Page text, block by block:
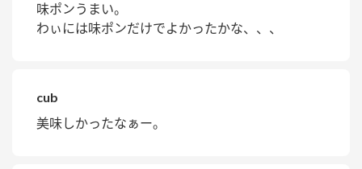
味ポンうまい。
わぃには味ポンだけでよかったかな、、、
cub
美味しかったなぁー。